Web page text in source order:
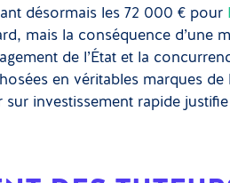
désormais les 72 000 € pour
mais la conséquence d’une
de l’État et la
en véritables marques
sur investissement rapide